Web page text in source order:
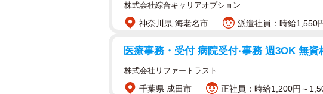
株式会社綜合キャリアオプション
神奈川県 海老名市 派遣社員：時給1,550
医療事務・受付 病院受付·事務 週3OK 無
株式会社リファートラスト
千葉県 成田市 正社員：時給1,200円～